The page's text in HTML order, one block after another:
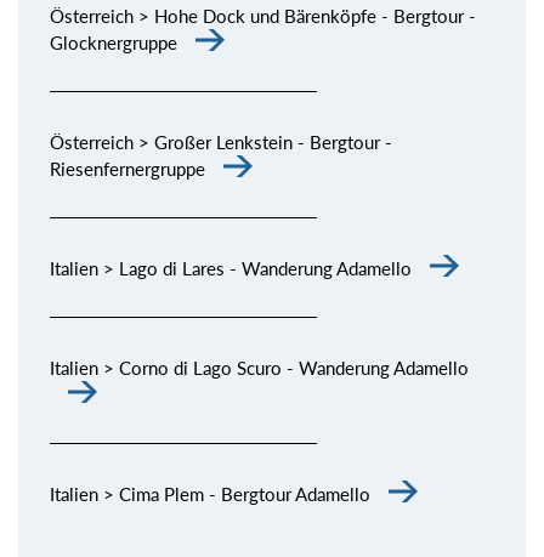
Österreich > Hohe Dock und Bärenköpfe - Bergtour -
Glocknergruppe
Österreich > Großer Lenkstein - Bergtour -
Riesenfernergruppe
Italien > Lago di Lares - Wanderung Adamello
Italien > Corno di Lago Scuro - Wanderung Adamello
Italien > Cima Plem - Bergtour Adamello